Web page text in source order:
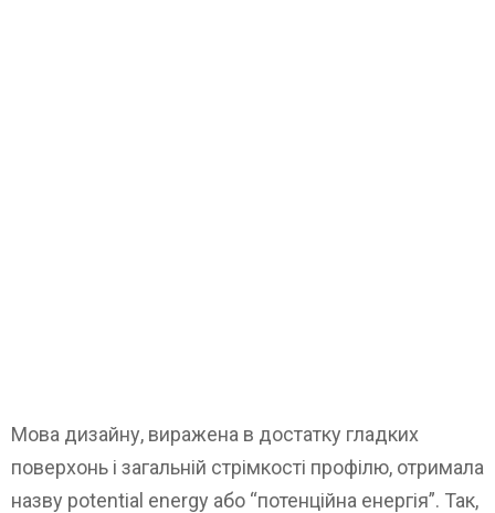
Мова дизайну, виражена в достатку гладких
поверхонь і загальній стрімкості профілю, отримала
назву potential energy або “потенційна енергія”. Так,